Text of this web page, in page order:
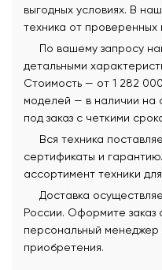
выгодных условиях. В
техника от проверенных
По вашему запросу
детальными
Стоимость — от 1 282
моделей — в наличии на
под заказ с четкими
Вся техника
сертификаты и
ассортимент техники
Доставка
России. Оформите заказ
персональный менеджер
приобретения.